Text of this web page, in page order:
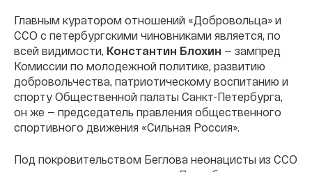
Главным куратором отношений «Добровольца» и
ССО с петербургскими чиновниками является, по
всей видимости, Константин Блохин — зампред
Комиссии по молодежной политике, развитию
добровольчества, патриотическому воспитанию и
спорту Общественной палаты Санкт-Петербурга,
он же — председатель правления общественного
спортивного движения «Сильная Россия».
Под покровительством Беглова неонацисты из ССО